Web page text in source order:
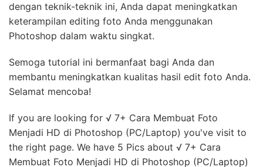
dengan teknik-teknik ini, Anda dapat meningkatkan
keterampilan editing foto Anda menggunakan
Photoshop dalam waktu singkat.
Semoga tutorial ini bermanfaat bagi Anda dan
membantu meningkatkan kualitas hasil edit foto Anda.
Selamat mencoba!
If you are looking for √ 7+ Cara Membuat Foto
Menjadi HD di Photoshop (PC/Laptop) you've visit to
the right page. We have 5 Pics about √ 7+ Cara
Membuat Foto Menjadi HD di Photoshop (PC/Laptop)